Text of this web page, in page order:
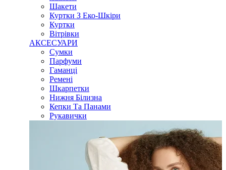
Шакети
Куртки З Еко-Шкіри
Куртки
Вітрівки
АКСЕСУАРИ
Сумки
Парфуми
Гаманці
Ремені
Шкарпетки
Нижня Білизна
Кепки Та Панами
Рукавички